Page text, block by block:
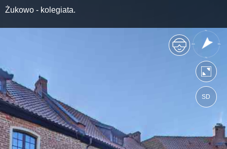
Żukowo - kolegiata.
SD